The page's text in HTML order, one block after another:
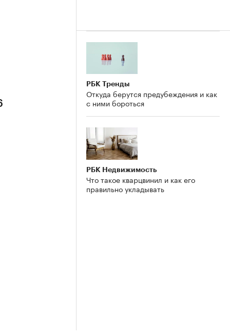
РБК Тренды
Откуда берутся предубеждения и как
с ними бороться
РБК Недвижимость
Что такое кварцвинил и как его
правильно укладывать